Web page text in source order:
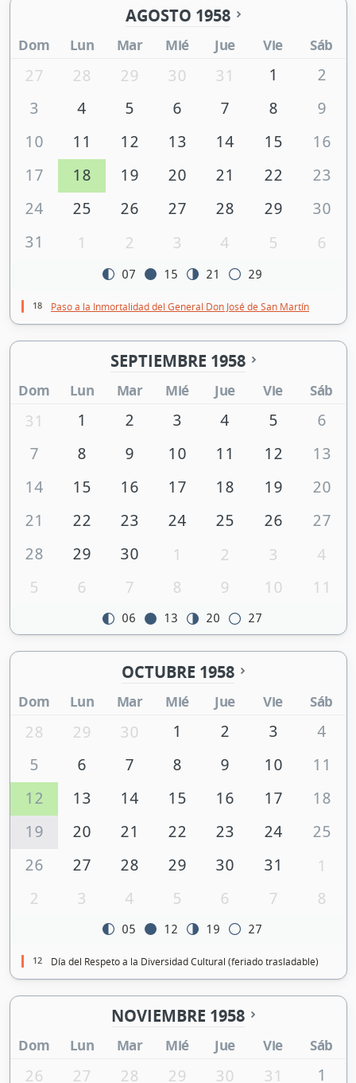
AGOSTO 1958
Dom Lun Mar Mié Jue Vie Sáb
27 28 29 30 31 1
2
3
4 5 6 7 8
9
10
11 12 13 14 15
16
17
18 19 20 21 22
23
24
25 26 27 28 29
30
31
1 2 3 4 5 6
07 15 21 29
18 Paso a la Inmortalidad del General Don José de San Martín
SEPTIEMBRE 1958
Dom Lun Mar Mié Jue Vie Sáb
31 1 2 3 4 5
6
7
8 9 10 11 12
13
14
15 16 17 18 19
20
21
22 23 24 25 26
27
28
29 30 1 2 3
4
5
6 7 8 9 10 11
06 13 20 27
OCTUBRE 1958
Dom Lun Mar Mié Jue Vie Sáb
28 29 30 1 2 3
4
5
6 7 8 9 10
11
12
13 14 15 16 17
18
19
20 21 22 23 24
25
26
27 28 29 30 31
1
2
3 4 5 6 7 8
05 12 19 27
12 Día del Respeto a la Diversidad Cultural (feriado trasladable)
NOVIEMBRE 1958
Dom Lun Mar Mié Jue Vie Sáb
26 27 28 29 30 31
1